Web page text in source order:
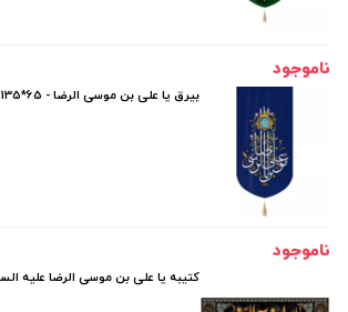
ناموجود
بیرق یا علی بن موسی الرضا - 65*135
ناموجود
کتیبه یا علی بن موسی الرضا علیه السلام -